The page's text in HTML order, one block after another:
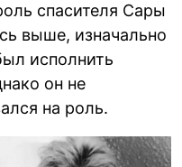
спасителя Сары
выше, изначально
исполнить
он не
на роль.